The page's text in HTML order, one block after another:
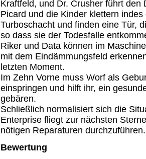
Kraftfeld, und Dr. Crusher führt den
Picard und die Kinder klettern indes
Turboschacht und finden eine Tür,
so dass sie der Todesfalle
Riker und Data können im
mit dem Eindämmungsfeld
letzten Moment.
Im Zehn Vorne muss Worf als
einspringen und hilft ihr, ein
gebären.
Schließlich normalisiert sich die
Enterprise fliegt zur nächsten
nötigen Reparaturen durchzuführen.
Bewertung